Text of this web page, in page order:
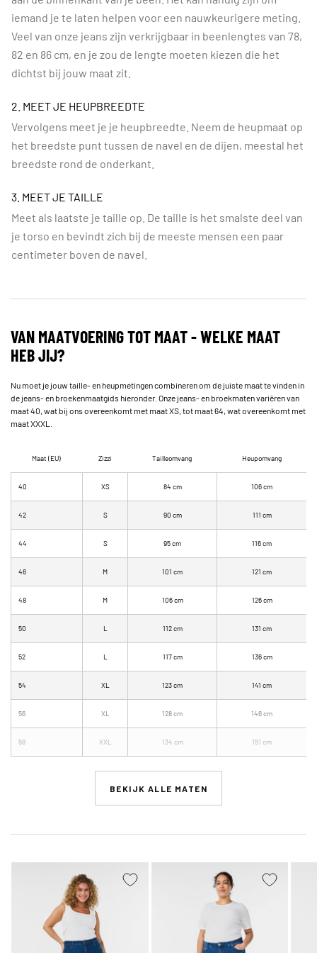
iemand je te laten helpen voor een nauwkeurigere meting.
Veel van onze jeans zijn verkrijgbaar in beenlengtes van 78,
82 en 86 cm, en je zou de lengte moeten kiezen die het
dichtst bij jouw maat zit.
2. MEET JE HEUPBREEDTE
Vervolgens meet je je heupbreedte. Neem de heupmaat op
het breedste punt tussen de navel en de dijen, meestal het
breedste rond de onderkant.
3. MEET JE TAILLE
Meet als laatste je taille op. De taille is het smalste deel van
je torso en bevindt zich bij de meeste mensen een paar
centimeter boven de navel.
VAN MAATVOERING TOT MAAT - WELKE MAAT
HEB JIJ?
Nu moet je jouw taille- en heupmetingen combineren om de juiste maat te vinden in
de jeans- en broekenmaatgids hieronder. Onze jeans- en broekmaten variëren van
maat 40, wat bij ons overeenkomt met maat XS, tot maat 64, wat overeenkomt met
maat XXXL.
Maat (EU) Zizzi Tailleomvang Heupomvang
40 XS 84 cm 106 cm
42 S 90 cm 111 cm
44 S 95 cm 116 cm
46 M 101 cm 121 cm
48 M 106 cm 126 cm
50 L 112 cm 131 cm
52 L 117 cm 136 cm
54 XL 123 cm 141 cm
56 XL 128 cm 146 cm
58 XXL 134 cm 151 cm
BEKIJK ALLE MATEN